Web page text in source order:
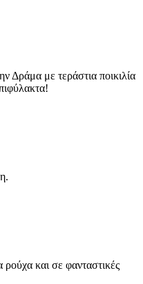
Δράμα με τεράστια ποικιλία
ρούχα και σε φανταστικές